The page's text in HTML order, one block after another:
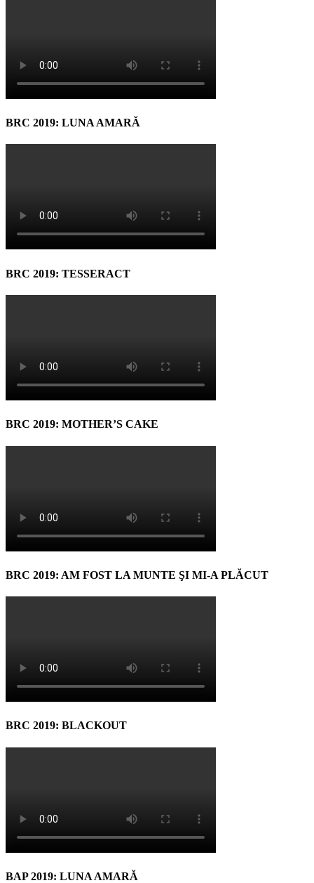
BRC 2019: LUNA AMARĂ
BRC 2019: TESSERACT
BRC 2019: MOTHER’S CAKE
BRC 2019: AM FOST LA MUNTE ŞI MI-A PLĂCUT
BRC 2019: BLACKOUT
BAP 2019: LUNA AMARĂ